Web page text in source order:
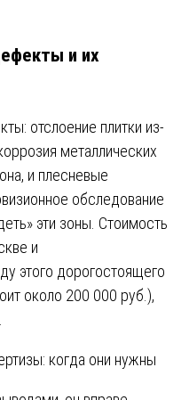
и их
отслоение плитки из-
металлических
и плесневые
обследование
эти зоны. Стоимость
и
этого дорогостоящего
около 200 000 руб.),
когда они нужны